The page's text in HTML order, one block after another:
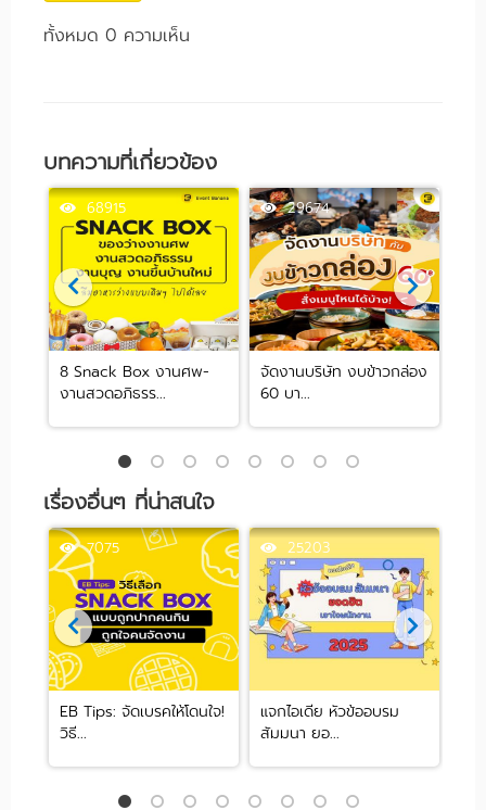
ทั้งหมด 0 ความเห็น
บทความที่เกี่ยวข้อง
68915
8 Snack Box งานศพ-
งานสวดอภิธรร...
29674
จัดงานบริษัท งบข้าวกล่อง
60 บา...
เรื่องอื่นๆ ที่น่าสนใจ
7075
EB Tips: จัดเบรคให้โดนใจ!
วิธี...
25203
แจกไอเดีย หัวข้ออบรม
สัมมนา ยอ...